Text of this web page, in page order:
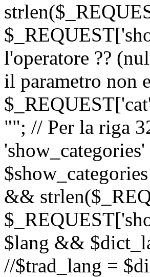
l'operatore ??
il parametro non
""; // Per la riga
&&
$lang &&
//$trad_lang =